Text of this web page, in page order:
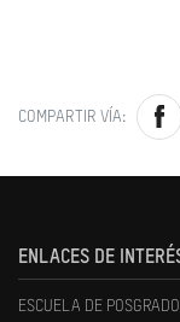
COMPARTIR VÍA:
ENLACES DE
ESCUELA DE POSGRADO